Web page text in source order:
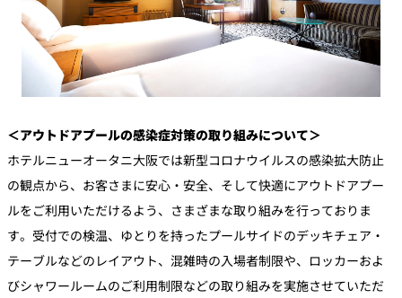
＜アウトドアプールの感染症対策の取り組みについて＞
ホテルニューオータニ大阪では新型コロナウイルスの感染拡大防止
の観点から、お客さまに安心・安全、そして快適にアウトドアプー
ルをご利用いただけるよう、さまざまな取り組みを行っておりま
す。受付での検温、ゆとりを持ったプールサイドのデッキチェア・
テーブルなどのレイアウト、混雑時の入場者制限や、ロッカーおよ
びシャワールームのご利用制限などの取り組みを実施させていただ